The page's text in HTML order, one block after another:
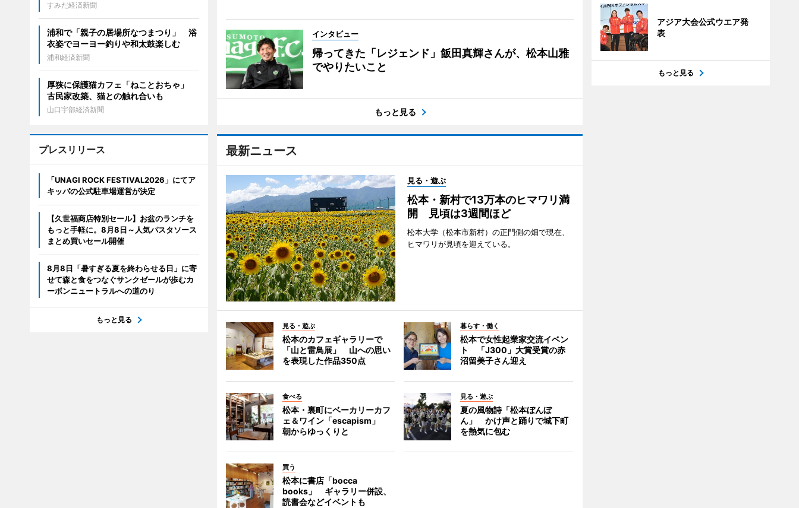
インタビュー
帰ってきた「レジェンド」飯田真輝さんが、松本山雅
でやりたいこと
もっと見る
最新ニュース
見る・遊ぶ
松本・新村で13万本のヒマワリ満
開 見頃は3週間ほど
松本大学（松本市新村）の正門側の畑で現在、
ヒマワリが見頃を迎えている。
見る・遊ぶ
松本のカフェギャラリーで
「山と雷鳥展」 山への思い
を表現した作品350点
暮らす・働く
松本で女性起業家交流イベン
ト 「J300」大賞受賞の赤
沼留美子さん迎え
食べる
松本・裏町にベーカリーカフ
ェ＆ワイン「escapism」
朝からゆっくりと
見る・遊ぶ
夏の風物詩「松本ぼんぼ
ん」 かけ声と踊りで城下町
を熱気に包む
買う
松本に書店「bocca
books」 ギャラリー併設、
読書会などイベントも
すみだ経済新聞
浦和で「親子の居場所なつまつり」 浴
衣姿でヨーヨー釣りや和太鼓楽しむ
浦和経済新聞
厚狭に保護猫カフェ「ねことおちゃ」
古民家改築、猫との触れ合いも
山口宇部経済新聞
プレスリリース
「UNAGI ROCK FESTIVAL2026」にてア
キッパの公式駐車場運営が決定
【久世福商店特別セール】お盆のランチを
もっと手軽に。8月8日～人気パスタソース
まとめ買いセール開催
8月8日「暑すぎる夏を終わらせる日」に寄
せて森と食をつなぐサンクゼールが歩むカ
ーボンニュートラルへの道のり
もっと見る
アジア大会公式ウエア発
表
もっと見る